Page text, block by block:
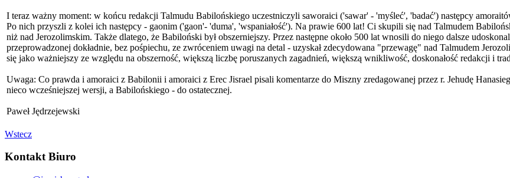
I teraz ważny moment: w końcu redakcji Talmudu Babilońskiego uczestniczyli saworaici ('sawar' - 'myśleć', 'badać') następcy
Po nich przyszli z kolei ich następcy - gaonim ('gaon'- 'duma', 'wspaniałość'). Na prawie 600 lat! Ci skupili się nad Talmudem
niż nad Jerozolimskim. Także dlatego, że Babiloński był obszerniejszy. Przez następne około 500 lat wnosili do niego dalsze
przeprowadzonej dokładnie, bez pośpiechu, ze zwróceniem uwagi na detal - uzyskał zdecydowana "przewagę" nad Talmudem
się jako ważniejszy ze względu na obszerność, większą liczbę poruszanych zagadnień, większą wnikliwość, doskonałość redakcji i
Uwaga: Co prawda i amoraici z Babilonii i amoraici z Erec Jisrael pisali komentarze do Miszny zredagowanej przez r. Jehudę
nieco wcześniejszej wersji, a Babilońskiego - do ostatecznej.
Paweł Jędrzejewski
Wstecz
Kontakt Biuro